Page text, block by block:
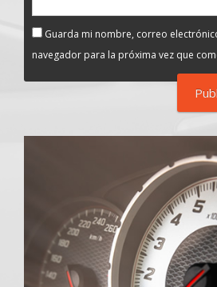
Guarda mi nombre, correo
navegador para la próxima vez que